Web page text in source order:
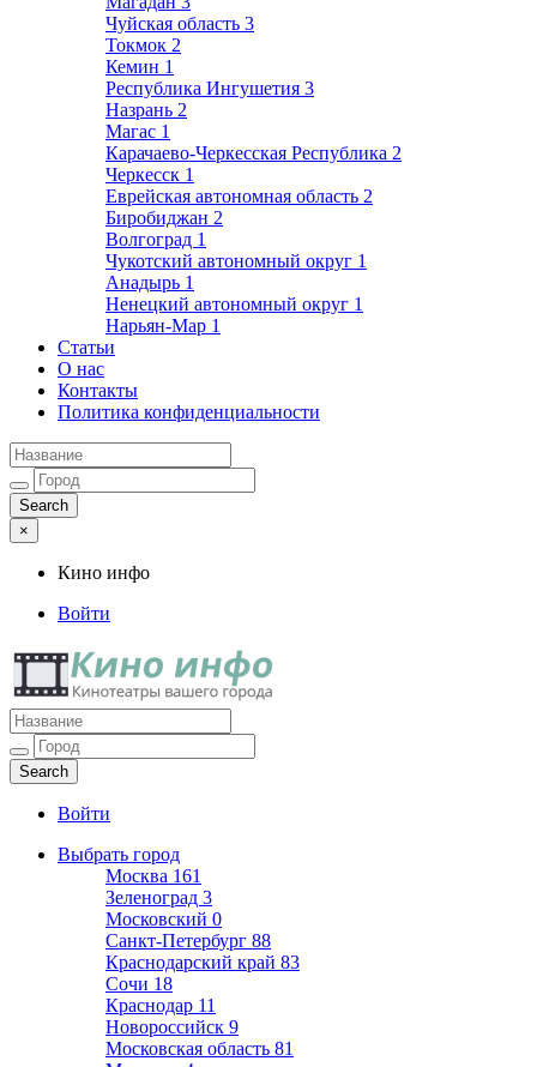
Чуйская область 3
Токмок 2
Кемин 1
Республика Ингушетия 3
Назрань 2
Магас 1
Карачаево-Черкесская Республика 2
Черкесск 1
Еврейская автономная область 2
Биробиджан 2
Волгоград 1
Чукотский автономный округ 1
Анадырь 1
Ненецкий автономный округ 1
Нарьян-Мар 1
Статьи
О нас
Контакты
Политика конфиденциальности
×
Кино инфо
Войти
Кино инфо
Кинотеатры вашего города
Войти
Выбрать город
Москва 161
Зеленоград 3
Московский 0
Санкт-Петербург 88
Краснодарский край 83
Сочи 18
Краснодар 11
Новороссийск 9
Московская область 81